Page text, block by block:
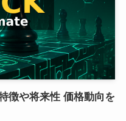
徴や将来性 価格動向を